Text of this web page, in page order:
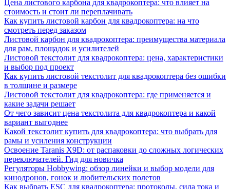
Цена листового карбона для квадрокоптера: что влияет на
стоимость и стоит ли переплачивать
Как купить листовой карбон для квадрокоптера: на что
смотреть перед заказом
Листовой карбон для квадрокоптера: преимущества материала
для рам, площадок и усилителей
Листовой текстолит для квадрокоптера: цена, характеристики
и выбор под проект
Как купить листовой текстолит для квадрокоптера без ошибки
в толщине и размере
Листовой текстолит для квадрокоптера: где применяется и
какие задачи решает
От чего зависит цена текстолита для квадрокоптера и какой
вариант выгоднее
Какой текстолит купить для квадрокоптера: что выбрать для
рамы и усиления конструкции
Освоение Taranis X9D: от распаковки до сложных логических
переключателей. Гид для новичка
Регуляторы Hobbywing: обзор линейки и выбор модели для
кинодронов, гонок и любительских полетов
Как выбрать ESC для квадрокоптера: протоколы, сила тока и